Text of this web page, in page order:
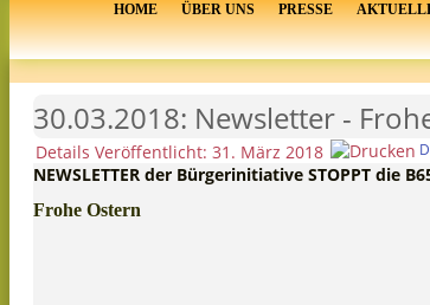
HOME ÜBER UNS PRESSE
30.03.2018: Newsletter -
Details Veröffentlicht: 31. März 2018
NEWSLETTER der Bürgerinitiative STOPPT die
Frohe Ostern